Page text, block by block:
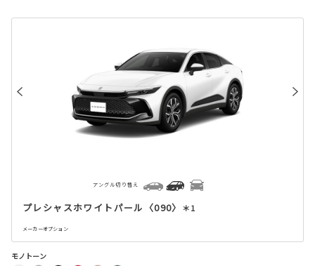
プレシャスホワイトパール〈090〉 ＊1
メーカーオプション
アングル切り替え
モノトーン